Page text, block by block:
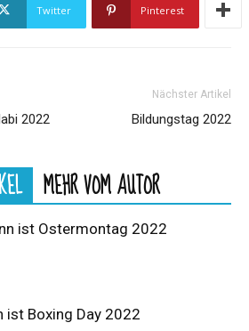
Twitter Pinterest
2022
Nächster Artikel
Bildungstag 2022
MEHR VOM AUTOR
ist Ostermontag 2022
ist Boxing Day 2022